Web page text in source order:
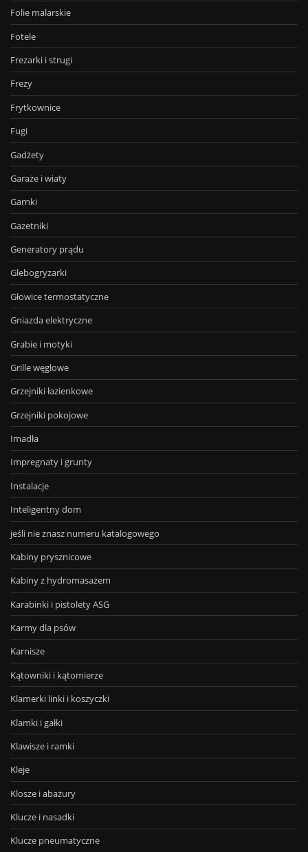
Folie malarskie
Fotele
Frezarki i strugi
Frezy
Frytkownice
Fugi
Gadżety
Garaże i wiaty
Garnki
Gazetniki
Generatory prądu
Glebogryzarki
Głowice termostatyczne
Gniazda elektryczne
Grabie i motyki
Grille węglowe
Grzejniki łazienkowe
Grzejniki pokojowe
Imadła
Impregnaty i grunty
Instalacje
Inteligentny dom
jeśli nie znasz numeru katalogowego
Kabiny prysznicowe
Kabiny z hydromasażem
Karabinki i pistolety ASG
Karmy dla psów
Karnisze
Kątowniki i kątomierze
Klamerki linki i koszyczki
Klamki i gałki
Klawisze i ramki
Kleje
Klosze i abażury
Klucze i nasadki
Klucze pneumatyczne